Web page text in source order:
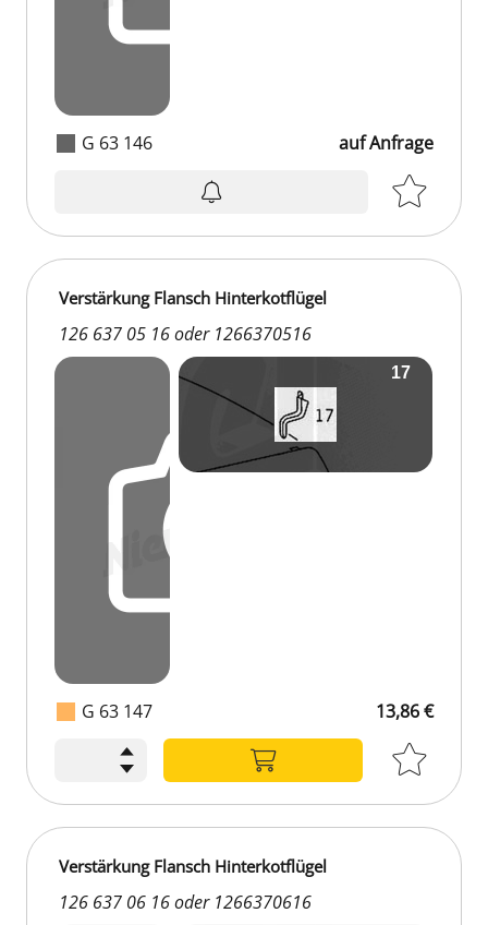
G 63 146 auf Anfrage
G 63 147
Verstärkung Flansch Hinterkotflügel
126 637 05 16 oder 1266370516
13,86 €
Verstärkung Flansch Hinterkotflügel
126 637 06 16 oder 1266370616